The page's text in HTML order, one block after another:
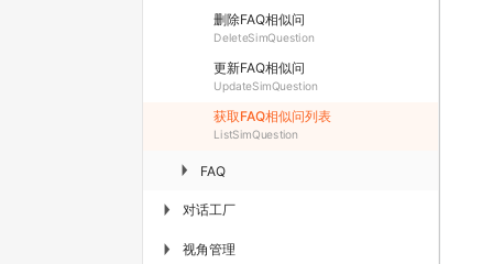
删除FAQ相似问
DeleteSimQuestion
更新FAQ相似问
UpdateSimQuestion
获取FAQ相似问列表
ListSimQuestion
▶ FAQ
▶ 对话工厂
▶ 视角管理